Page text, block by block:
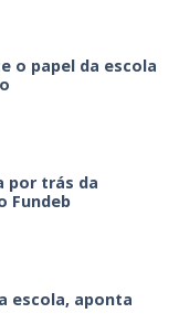
o papel da escola
por trás da
Fundeb
escola, aponta